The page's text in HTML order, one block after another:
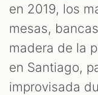
en 2019, los
mesas,
madera de la
en Santiago,
improvisada